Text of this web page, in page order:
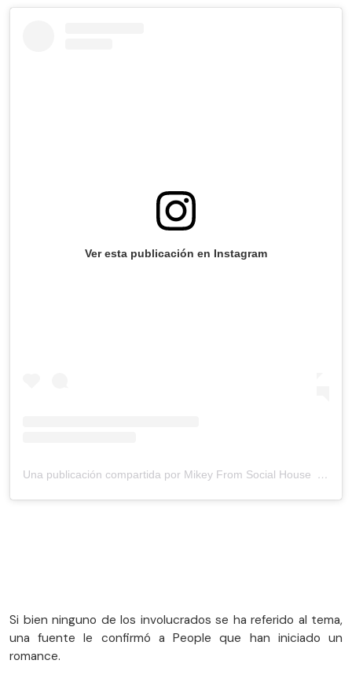
Ver esta publicación en Instagram
Una publicación compartida por Mikey From Social House ️ (@bluebird)
Si bien ninguno de los involucrados se ha referido al tema,
una fuente le confirmó a People que han iniciado un
romance.